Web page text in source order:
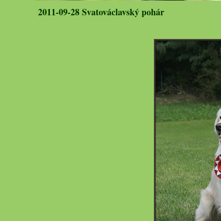
2011-09-28 Svatováclavský pohár